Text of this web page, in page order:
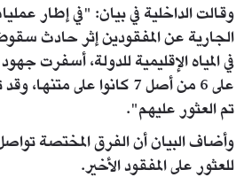
وقالت الداخلية في بيان: "في إطار
الجارية عن المفقودين إثر حادث
في المياه الإقليمية للدولة، أسفرت
على 6 من أصل 7 كانوا على
تم العثور عليهم".
وأضاف البيان أن الفرق المختصة
للعثور على المفقود الأخير.